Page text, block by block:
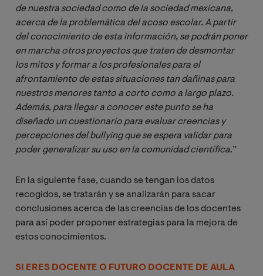
de nuestra sociedad como de la sociedad mexicana,
acerca de la problemática del acoso escolar. A partir
del conocimiento de esta información, se podrán poner
en marcha otros proyectos que traten de desmontar
los mitos y formar a los profesionales para el
afrontamiento de estas situaciones tan dañinas para
nuestros menores tanto a corto como a largo plazo.
Además, para llegar a conocer este punto se ha
diseñado un cuestionario para evaluar creencias y
percepciones del bullying que se espera validar para
poder generalizar su uso en la comunidad científica.”
En la siguiente fase, cuando se tengan los datos
recogidos, se tratarán y se analizarán para sacar
conclusiones acerca de las creencias de los docentes
para así poder proponer estrategias para la mejora de
estos conocimientos.
SI ERES DOCENTE O FUTURO DOCENTE DE AULA